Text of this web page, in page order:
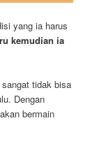
yang ia harus
kemudian ia
tidak bisa
Dengan
bermain